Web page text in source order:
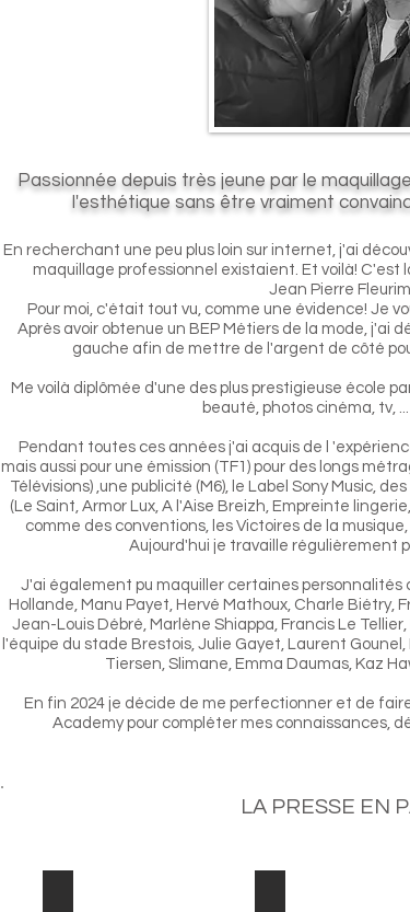
Passionnée depuis très jeune par le
l'esthétique sans être vraiment
En recherchant une peu plus loin sur internet, j'ai
maquillage professionnel existaient. Et voilà! C'est
Jean Pierre
Pour moi, c'était tout vu, comme une évidence! Je
Après avoir obtenue un BEP Métiers de la mode, j'ai
gauche afin de mettre de l'argent de côté
Me voilà diplômée d'une des plus prestigieuse école
beauté, photos cinéma, tv,
Pendant toutes ces années j'ai acquis de l
mais aussi pour une émission (TF1) pour des longs
Télévisions) ,une publicité (M6), le Label Sony Music,
(Le Saint, Armor Lux, A l'Aise Breizh, Empreinte
comme des conventions, les Victoires de la
Aujourd'hui je travaille régulièrement
J'ai également pu maquiller certaines personnalités
Hollande, Manu Payet, Hervé Mathoux, Charle Biétry,
Jean-Louis Débré, Marlène Shiappa, Francis Le
l'équipe du stade Brestois, Julie Gayet, Laurent
Tiersen, Slimane, Emma Daumas, Kaz
En fin 2024 je décide de me perfectionner et de
Academy pour compléter mes connaissances,
LA PRESSE EN